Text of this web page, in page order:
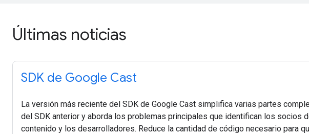
Últimas noticias
SDK de Google Cast
La versión más reciente del SDK de Google Cast simplifica varias partes
del SDK anterior y aborda los problemas principales que identifican los socios
contenido y los desarrolladores. Reduce la cantidad de código necesario para